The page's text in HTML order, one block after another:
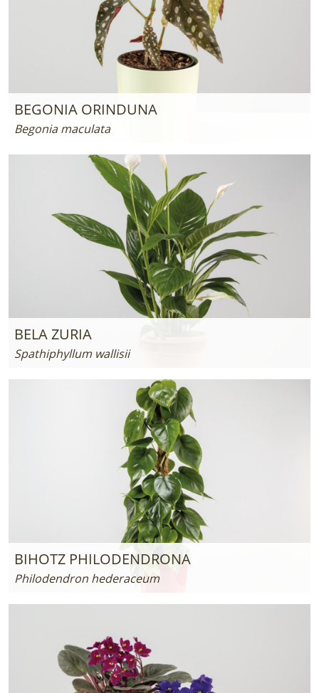
BEGONIA ORINDUNA
Begonia maculata
BELA ZURIA
Spathiphyllum wallisii
BIHOTZ PHILODENDRONA
Philodendron hederaceum